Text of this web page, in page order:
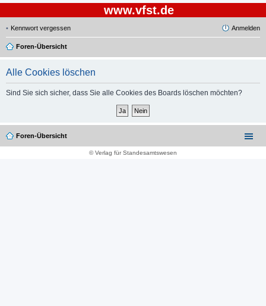
www.vfst.de
Kennwort vergessen Anmelden
Foren-Übersicht
Alle Cookies löschen
Sind Sie sich sicher, dass Sie alle Cookies des Boards löschen möchten?
Foren-Übersicht
© Verlag für Standesamtswesen